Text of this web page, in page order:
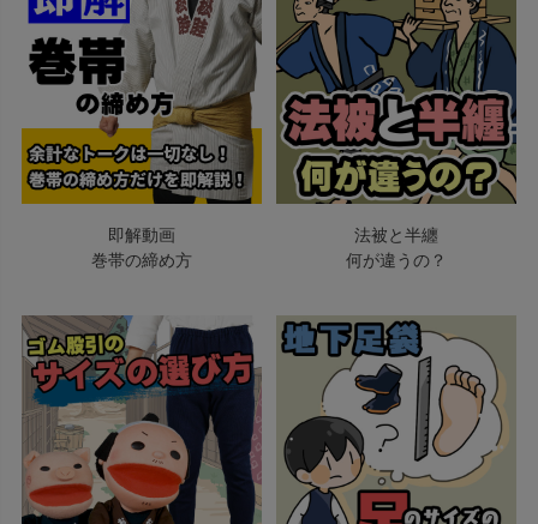
即解動画
巻帯の締め方
法被と半纏
何が違うの？